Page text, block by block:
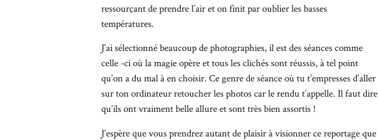
ressourçant de prendre l’air et on finit par oublier les basses
températures.
J’ai sélectionné beaucoup de photographies, il est des séances comme
celle -ci où la magie opère et tous les clichés sont réussis, à tel point
qu’on a du mal à en choisir. Ce genre de séance où tu t’empresses d’aller
sur ton ordinateur retoucher les photos car le rendu t’appelle. Il faut dire
qu’ils ont vraiment belle allure et sont très bien assortis !
J’espère que vous prendrez autant de plaisir à visionner ce reportage que